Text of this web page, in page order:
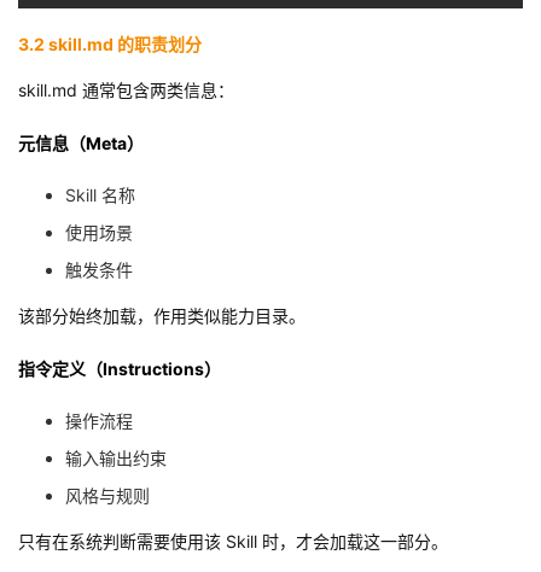
3.2 skill.md 的职责划分
skill.md 通常包含两类信息：
元信息（Meta）
Skill 名称
使用场景
触发条件
该部分始终加载，作用类似能力目录。
指令定义（Instructions）
操作流程
输入输出约束
风格与规则
只有在系统判断需要使用该 Skill 时，才会加载这一部分。